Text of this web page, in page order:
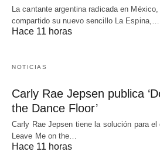
La cantante argentina radicada en
compartido su nuevo sencillo La Espina,…
Hace 11 horas
NOTICIAS
Carly Rae Jepsen publica
the Dance Floor’
Carly Rae Jepsen tiene la solución para
Leave Me on the…
Hace 11 horas